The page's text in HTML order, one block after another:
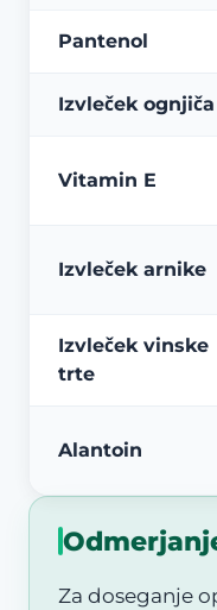
Pantenol
Izvleček ognjiča
Vitamin E
Izvleček arnike
Izvleček vinske
trte
Alantoin
Za doseganje